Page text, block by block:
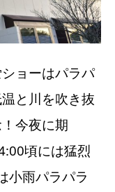
ョーはパラパ
と川を吹き抜
今夜に期
頃には猛烈
小雨パラパラ